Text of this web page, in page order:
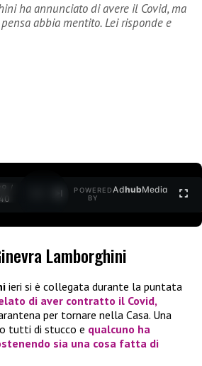
ha annunciato di avere il Covid, ma
pensa abbia mentito. Lei risponde e
/
POWERED
BY
AdhubMedia
Lamborghini
ieri si è collegata durante la puntata
di aver contratto il Covid,
per tornare nella Casa. Una
tutti di stucco e qualcuno ha
sia una cosa fatta di